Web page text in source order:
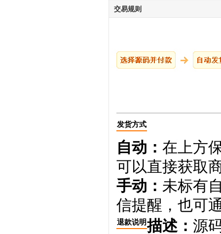
交易规则
发货方式
自动： 在上方
可以直接获取
手动： 未标有
信提醒，也可
退款说明描述： 源